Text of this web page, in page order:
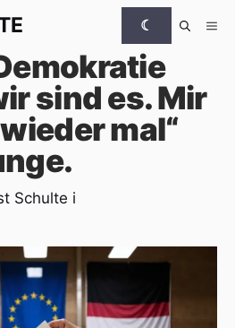
☾
sind es. Mir
mal“
Schulte i